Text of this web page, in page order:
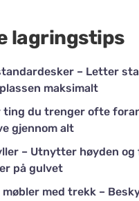
lagringstips
– Letter
maksimalt
ting du trenger ofte
gjennom alt
– Utnytter høyden
på gulvet
møbler med trekk –